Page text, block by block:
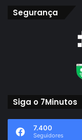
Segurança
Siga o 7Minutos
7.400
Seguidores